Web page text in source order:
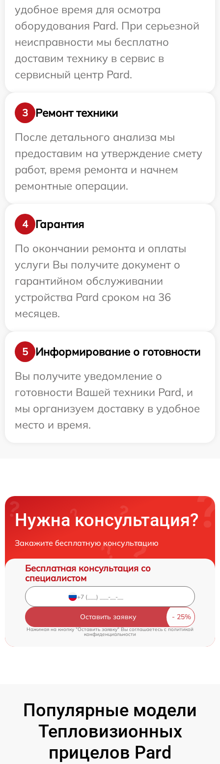
удобное время для осмотра
оборудования Pard. При серьезной
неисправности мы бесплатно
доставим технику в сервис в
сервисный центр Pard.
3
Ремонт техники
После детального анализа мы
предоставим на утверждение смету
работ, время ремонта и начнем
ремонтные операции.
4
Гарантия
По окончании ремонта и оплаты
услуги Вы получите документ о
гарантийном обслуживании
устройства Pard сроком на 36
месяцев.
5
Информирование о готовности
Вы получите уведомление о
готовности Вашей техники Pard, и
мы организуем доставку в удобное
место и время.
Нужна консультация?
Закажите бесплатную консультацию
Бесплатная консультация со
специалистом
Оставить заявку
Нажимая на кнопку "Оставить заявку" Вы соглашаетесь c политикой
конфиденциальности
Популярные модели
Тепловизионных
прицелов Pard